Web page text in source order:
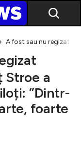
A fost sau nu regizat
Stroe a
”Dintr-
foarte